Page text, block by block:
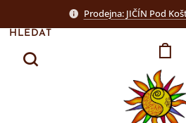
Prodejna: JIČÍN Pod
HLEDAT